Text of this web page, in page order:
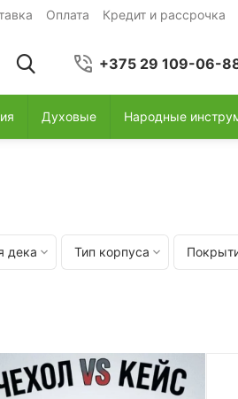
Оплата Кредит и рассрочка
+375 29 109-06-
Духовые Народные
дека Тип корпуса